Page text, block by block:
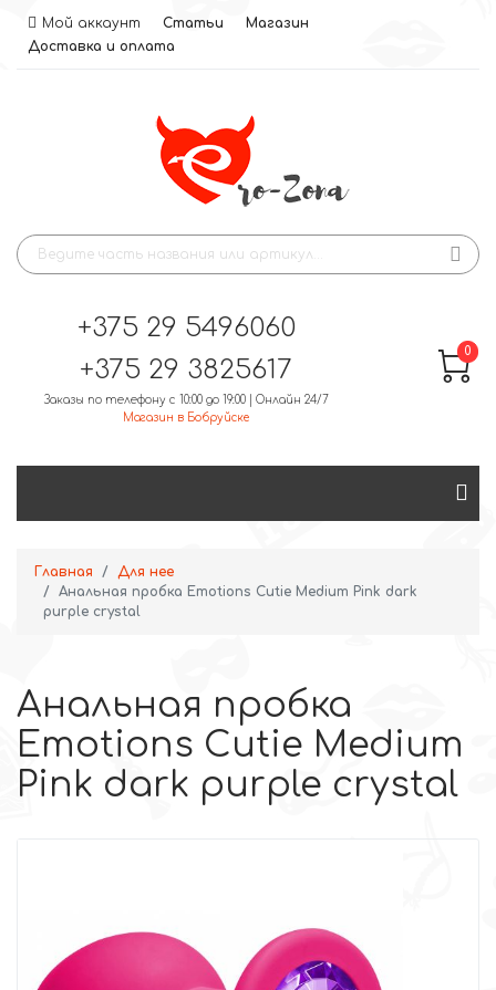
Мой аккаунт Статьи
Магазин
Доставка и оплата
+375 29 5496060
+375 29 3825617
Заказы по телефону с 10:00 до 19:00 | Онлайн 24/7
Магазин в Бобруйске
0
Главная
Для нее
Анальная пробка Emotions Cutie Medium Pink dark
purple crystal
Анальная пробка
Emotions Cutie Medium
Pink dark purple crystal